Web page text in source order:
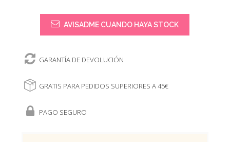
AVISADME CUANDO HAYA STOCK
GARANTÍA DE DEVOLUCIÓN
GRATIS PARA PEDIDOS SUPERIORES A 45€
PAGO SEGURO